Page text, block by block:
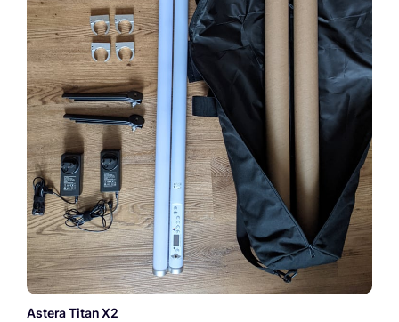
Astera Titan X2